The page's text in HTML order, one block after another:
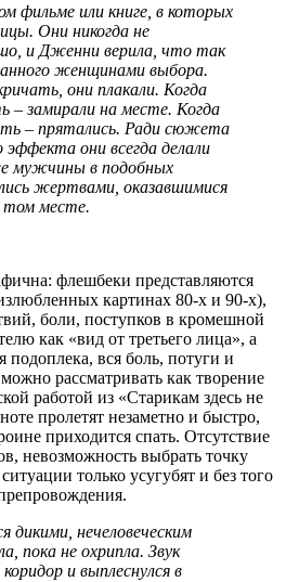
фильме или книге, в которых
Они никогда не
и Дженни верила, что так
женщинами выбора.
они плакали. Когда
замирали на месте. Когда
– прятались. Ради сюжета
эффекта они всегда делали
мужчины в подобных
жертвами, оказавшимися
том месте.
флешбеки представляются
картинах 80-х и 90-х),
боли, поступков в кромешной
как «вид от третьего лица», а
подоплека, вся боль, потуги и
рассматривать как творение
работой из «Старикам здесь не
пролетят незаметно и быстро,
приходится спать. Отсутствие
невозможность выбрать точку
только усугубят и без того
дикими, нечеловеческим
пока не охрипла. Звук
и выплеснулся в